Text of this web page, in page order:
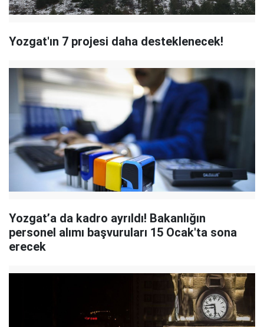
Yozgat'ın 7 projesi daha desteklenecek!
Yozgat’a da kadro ayrıldı! Bakanlığın
personel alımı başvuruları 15 Ocak'ta sona
erecek